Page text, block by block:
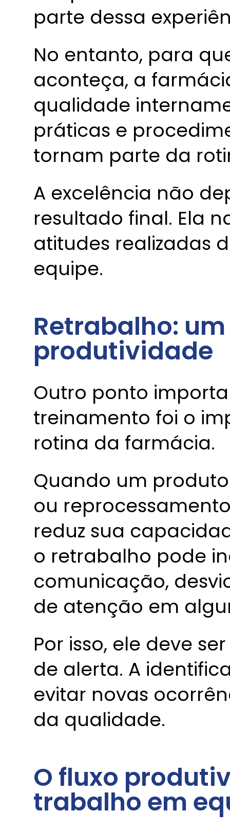
parte dessa
No entanto, para
aconteça, a
qualidade
práticas e
tornam parte da
A excelência não
resultado final. Ela
atitudes realizadas
equipe.
Retrabalho:
produtividade
Outro ponto
treinamento foi o
rotina da farmácia.
Quando um
ou
reduz sua
o retrabalho pode
comunicação,
de atenção em
Por isso, ele deve
de alerta. A
evitar novas
da qualidade.
O fluxo
trabalho em